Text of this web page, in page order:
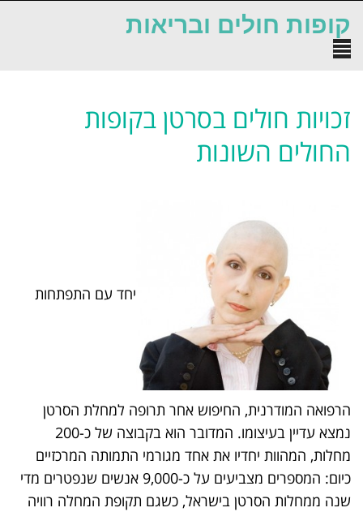
קופות חולים ובריאות
תפריט
זכויות חולים בסרטן בקופות
החולים השונות
יחד עם התפתחות
הרפואה המודרנית, החיפוש אחר תרופה למחלת הסרטן
נמצא עדיין בעיצומו. המדובר הוא בקבוצה של כ-200
מחלות, המהוות יחדיו את אחד מגורמי התמותה המרכזיים
כיום: המספרים מצביעים על כ-9,000 אנשים שנפטרים מדי
שנה ממחלות הסרטן בישראל, כשגם תקופת המחלה רוויה